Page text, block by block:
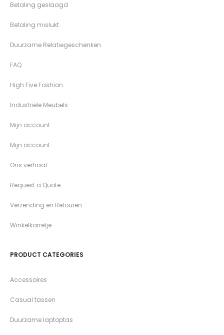
Betaling geslaagd
Betaling mislukt
Duurzame Relatiegeschenken
FAQ
High Five Fashion
Industriële Meubels
Mijn account
Mijn account
Ons verhaal
Request a Quote
Verzending en Retouren
Winkelkarretje
PRODUCT CATEGORIES
Accessoires
Casual tassen
Duurzame laptoptas